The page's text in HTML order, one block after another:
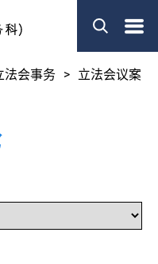
菜
法会事务
立法会议案